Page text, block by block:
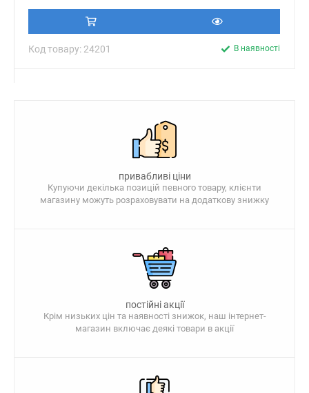
Код товару: 24201 В наявності
привабливі ціни
Купуючи декілька позицій певного товару, клієнти
магазину можуть розраховувати на додаткову знижку
постійні акції
Крім низьких цін та наявності знижок, наш інтернет-
магазин включає деякі товари в акції